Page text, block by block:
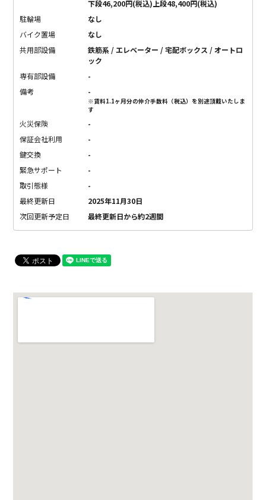
下段46,200円(税込)上段48,400円(税込)
駐輪場
なし
バイク置場
なし
共用部設備
鉄筋系 / エレベーター / 宅配ボックス / オートロ
ック
専有部設備
-
備考
-
※賃料1.1ヶ月分の仲介手数料（税込）を別途頂戴いたしま
す
火災保険
-
保証会社利用
-
鍵交換
-
緊急サポート
-
取引態様
-
最終更新日
2025年11月30日
次回更新予定日
最終更新日から約2週間